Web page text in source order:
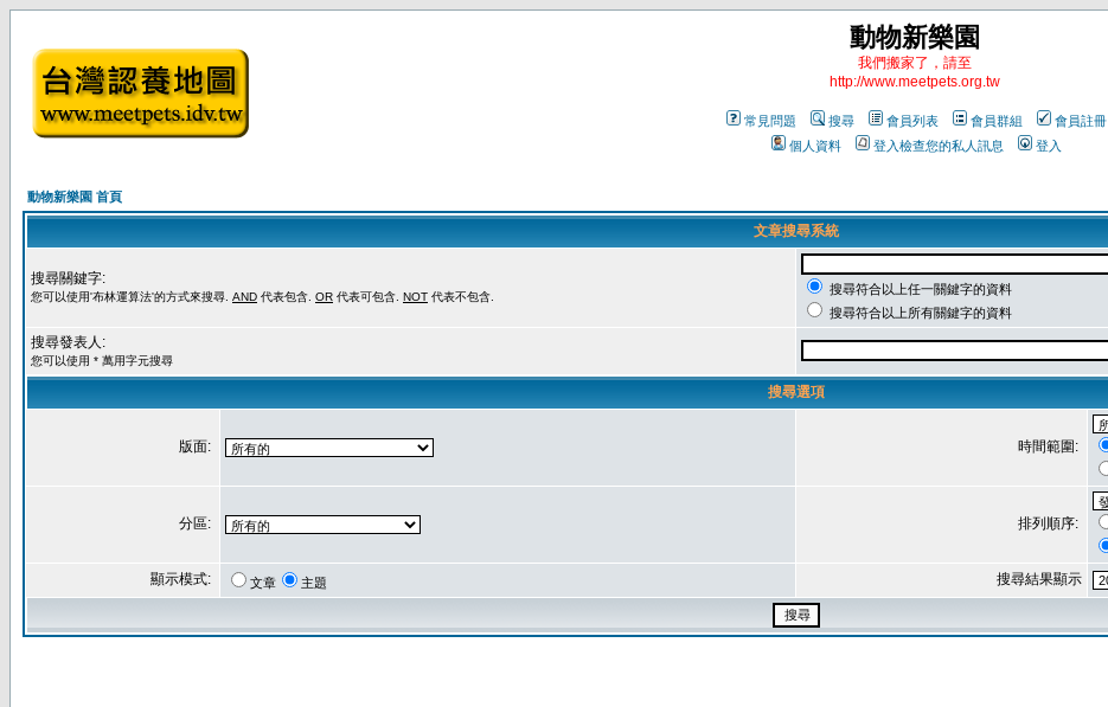
動物新樂園
我們搬家了，請至
http://www.meetpets.org.tw
常見問題 搜尋 會員列表 會員群組
會員註冊
個人資料
登入檢查您的私人訊息 登入
動物新樂園 首頁
文章搜尋系統
搜尋關鍵字:
您可以使用'布林運算法'的方式來搜尋. AND 代表包含. OR 代表可包含. NOT 代表不包含.
搜尋符合以上任一關鍵字的資料
搜尋符合以上所有關鍵字的資料
搜尋發表人:
您可以使用 * 萬用字元搜尋
搜尋選項
版面: 時間範圍:
分區: 排列順序:
顯示模式: 文章 主題 搜尋結果顯示